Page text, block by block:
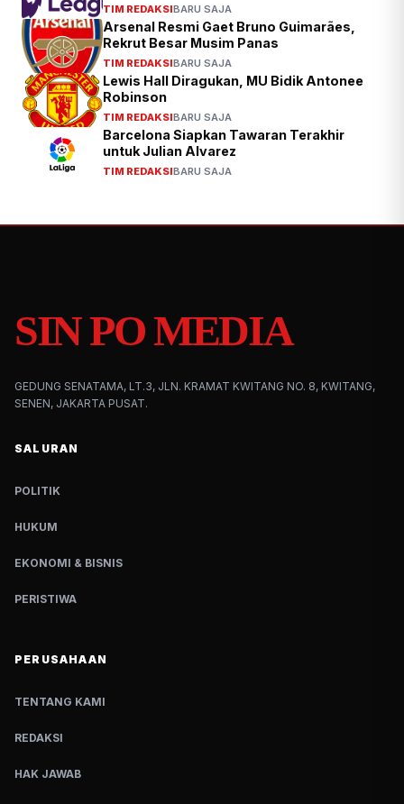
TIM REDAKSIBARU SAJA
Arsenal Resmi Gaet Bruno Guimarães,
Rekrut Besar Musim Panas
TIM REDAKSIBARU SAJA
Lewis Hall Diragukan, MU Bidik Antonee
Robinson
TIM REDAKSIBARU SAJA
Barcelona Siapkan Tawaran Terakhir
untuk Julian Alvarez
TIM REDAKSIBARU SAJA
SIN PO MEDIA
GEDUNG SENATAMA, LT.3, JLN. KRAMAT KWITANG NO. 8, KWITANG,
SENEN, JAKARTA PUSAT.
SALURAN
POLITIK
HUKUM
EKONOMI & BISNIS
PERISTIWA
PERUSAHAAN
TENTANG KAMI
REDAKSI
HAK JAWAB